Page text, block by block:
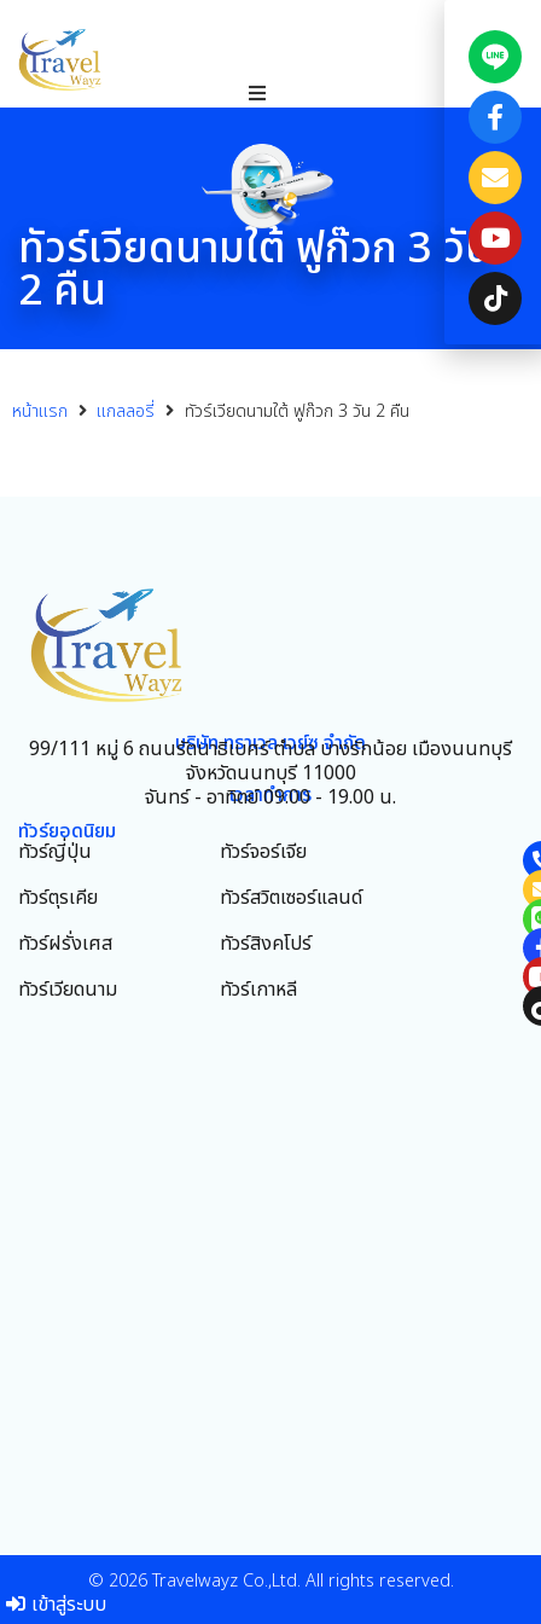
ทัวร์เวียดนามใต้ ฟูก๊วก 3 วัน
2 คืน
หน้าแรก แกลลอรี่ ทัวร์เวียดนามใต้ ฟูก๊วก 3 วัน 2 คืน
บริษัท ทราเวล เวย์ซ จำกัด
99/111 หมู่ 6 ถนนรัตนาธิเบศร์ ตำบล บางรักน้อย เมืองนนทบุรี
จังหวัดนนทบุรี 11000
เวลาทำการ
จันทร์ - อาทิตย์ 09.00 - 19.00 น.
ทัวร์ยอดนิยม
ทัวร์ญี่ปุ่น
ทัวร์ตุรเคีย
ทัวร์ฝรั่งเศส
ทัวร์เวียดนาม
ทัวร์จอร์เจีย
ทัวร์สวิตเซอร์แลนด์
ทัวร์สิงคโปร์
ทัวร์เกาหลี
© 2026 Travelwayz Co.,Ltd. All rights reserved.
เข้าสู่ระบบ